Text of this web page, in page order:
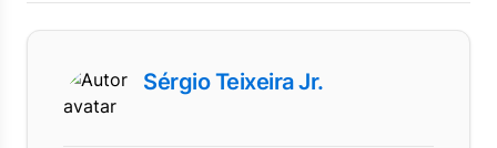
Sérgio Teixeira Jr.